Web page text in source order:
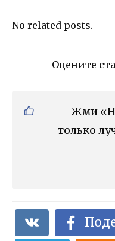
No related posts.
Оцените
Жми
только